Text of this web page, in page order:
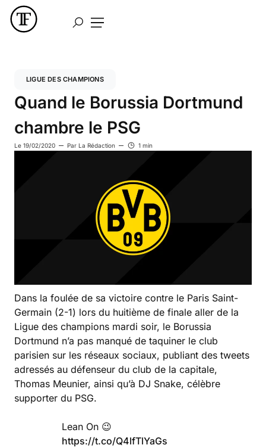
LIGUE DES CHAMPIONS
Quand le Borussia Dortmund
chambre le PSG
Le 19/02/2020 Par La Rédaction 1 min
Dans la foulée de sa victoire contre le Paris Saint-
Germain (2-1) lors du huitième de finale aller de la
Ligue des champions mardi soir, le Borussia
Dortmund n’a pas manqué de taquiner le club
parisien sur les réseaux sociaux, publiant des tweets
adressés au défenseur du club de la capitale,
Thomas Meunier, ainsi qu’à DJ Snake, célèbre
supporter du PSG.
Lean On 😉
https://t.co/Q4lfTlYaGs